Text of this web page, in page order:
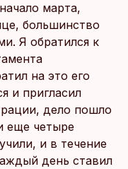
марта,
большинство
Я обратился к
на это его
и пригласил
дело пошло
еще четыре
и в течение
день ставил